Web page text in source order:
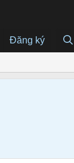
Đăng ký